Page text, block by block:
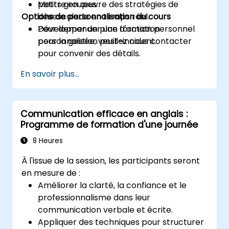
Mettre en œuvre des stratégies de
désescalade en temps réel.
Développer un plan d'action personnel
pour la gestion post-incident.
petits groupes.
Options de personnalisation du cours
Pour demander une formation
personnalisée, veuillez nous contacter
pour convenir des détails.
En savoir plus...
Communication efficace en anglais :
Programme de formation d'une journée
8 Heures
À l'issue de la session, les participants seront
en mesure de :
Améliorer la clarté, la confiance et le
professionnalisme dans leur
communication verbale et écrite.
Appliquer des techniques pour structurer